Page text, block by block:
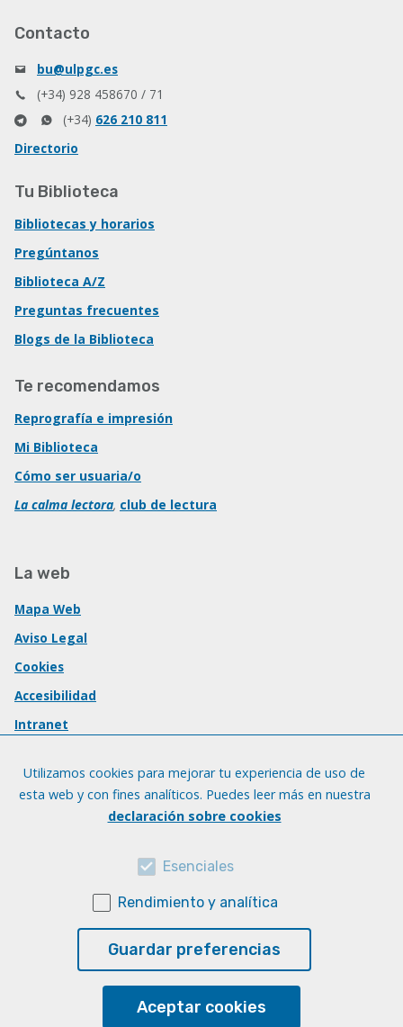
Contacto
bu@ulpgc.es
(+34) 928 458670 / 71
(+34) 626 210 811
Directorio
Tu Biblioteca
Bibliotecas y horarios
Pregúntanos
Biblioteca A/Z
Preguntas frecuentes
Blogs de la Biblioteca
Te recomendamos
Reprografía e impresión
Mi Biblioteca
Cómo ser usuaria/o
La calma lectora, club de lectura
La web
Mapa Web
Aviso Legal
Cookies
Accesibilidad
Intranet
Utilizamos cookies para mejorar tu experiencia de uso de
esta web y con fines analíticos. Puedes leer más en nuestra
declaración sobre cookies
Esenciales
Rendimiento y analítica
Guardar preferencias
Aceptar cookies